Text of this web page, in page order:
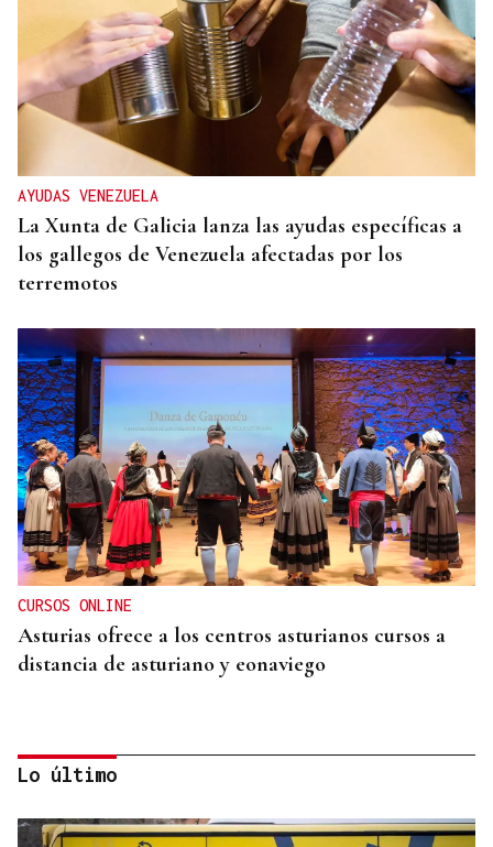
AYUDAS VENEZUELA
La Xunta de Galicia lanza las ayudas específicas a
los gallegos de Venezuela afectadas por los
terremotos
CURSOS ONLINE
Asturias ofrece a los centros asturianos cursos a
distancia de asturiano y eonaviego
Lo último